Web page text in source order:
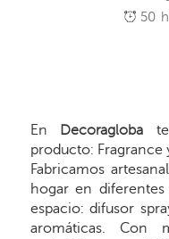
50
En Decoragloba
producto: Fragrance
Fabricamos
hogar en
espacio: difusor
aromáticas. Con